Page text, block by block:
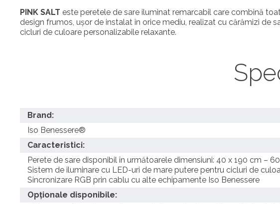
PINK SALT este peretele de sare iluminat remarcabil care combină
design frumos, ușor de instalat în orice mediu, realizat cu cărămizi de
cicluri de culoare personalizabile relaxante.
Brand:
Iso Benessere®
Caracteristici:
Perete de sare disponibil în următoarele dimensiuni: 40 x 190 cm –
Sistem de iluminare cu LED-uri de mare putere pentru cicluri de
Sincronizare RGB prin cablu cu alte echipamente Iso Benessere
Opționale disponibile: